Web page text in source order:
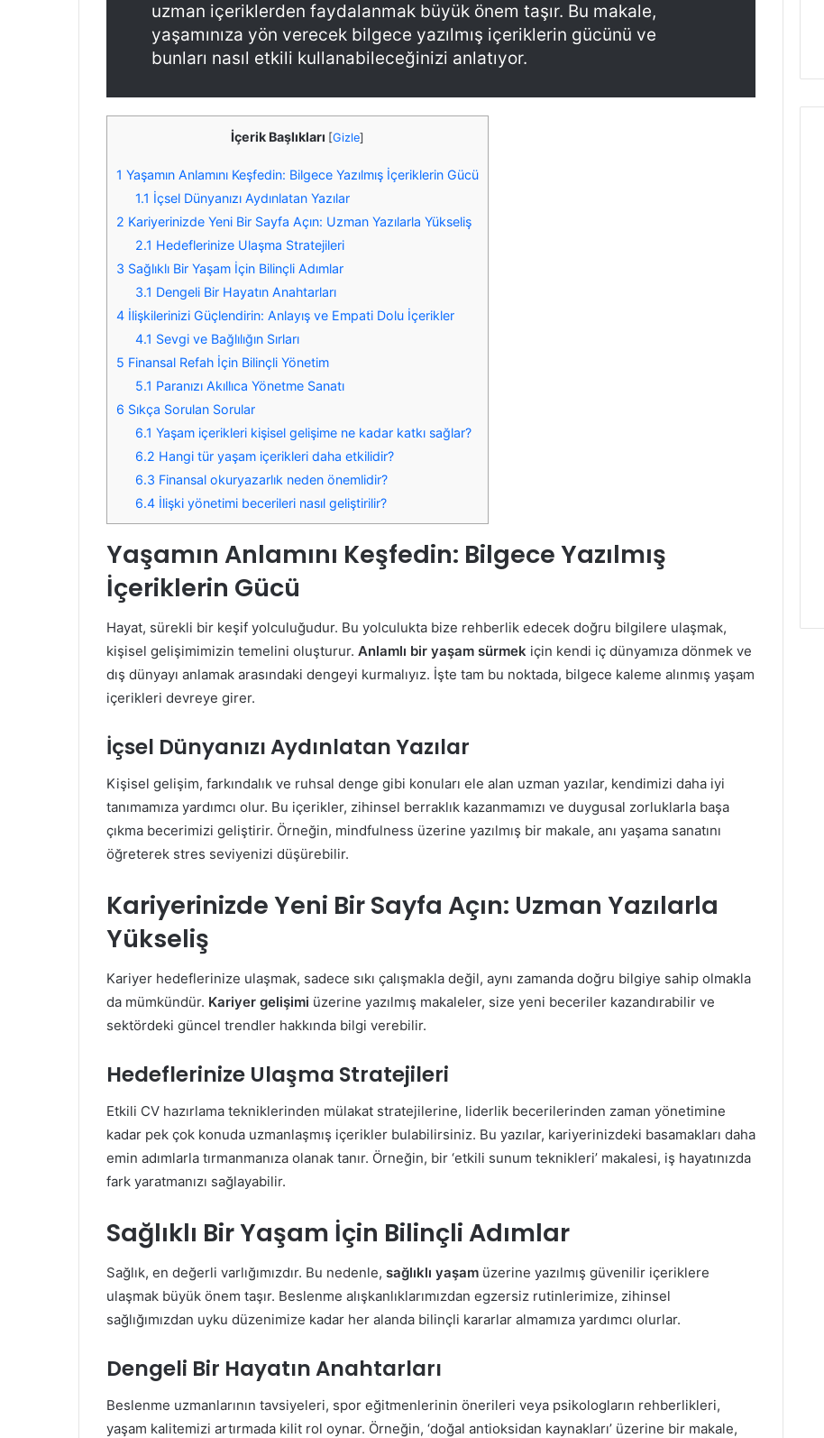
uzman içeriklerden faydalanmak büyük önem taşır. Bu makale,
yaşamınıza yön verecek bilgece yazılmış içeriklerin gücünü ve
bunları nasıl etkili kullanabileceğinizi anlatıyor.
İçerik Başlıkları [Gizle]
1 Yaşamın Anlamını Keşfedin: Bilgece Yazılmış İçeriklerin Gücü
1.1 İçsel Dünyanızı Aydınlatan Yazılar
2 Kariyerinizde Yeni Bir Sayfa Açın: Uzman Yazılarla Yükseliş
2.1 Hedeflerinize Ulaşma Stratejileri
3 Sağlıklı Bir Yaşam İçin Bilinçli Adımlar
3.1 Dengeli Bir Hayatın Anahtarları
4 İlişkilerinizi Güçlendirin: Anlayış ve Empati Dolu İçerikler
4.1 Sevgi ve Bağlılığın Sırları
5 Finansal Refah İçin Bilinçli Yönetim
5.1 Paranızı Akıllıca Yönetme Sanatı
6 Sıkça Sorulan Sorular
6.1 Yaşam içerikleri kişisel gelişime ne kadar katkı sağlar?
6.2 Hangi tür yaşam içerikleri daha etkilidir?
6.3 Finansal okuryazarlık neden önemlidir?
6.4 İlişki yönetimi becerileri nasıl geliştirilir?
Yaşamın Anlamını Keşfedin: Bilgece Yazılmış
İçeriklerin Gücü
Hayat, sürekli bir keşif yolculuğudur. Bu yolculukta bize rehberlik edecek doğru bilgilere ulaşmak,
kişisel gelişimimizin temelini oluşturur. Anlamlı bir yaşam sürmek için kendi iç dünyamıza dönmek ve
dış dünyayı anlamak arasındaki dengeyi kurmalıyız. İşte tam bu noktada, bilgece kaleme alınmış yaşam
içerikleri devreye girer.
İçsel Dünyanızı Aydınlatan Yazılar
Kişisel gelişim, farkındalık ve ruhsal denge gibi konuları ele alan uzman yazılar, kendimizi daha iyi
tanımamıza yardımcı olur. Bu içerikler, zihinsel berraklık kazanmamızı ve duygusal zorluklarla başa
çıkma becerimizi geliştirir. Örneğin, mindfulness üzerine yazılmış bir makale, anı yaşama sanatını
öğreterek stres seviyenizi düşürebilir.
Kariyerinizde Yeni Bir Sayfa Açın: Uzman Yazılarla
Yükseliş
Kariyer hedeflerinize ulaşmak, sadece sıkı çalışmakla değil, aynı zamanda doğru bilgiye sahip olmakla
da mümkündür. Kariyer gelişimi üzerine yazılmış makaleler, size yeni beceriler kazandırabilir ve
sektördeki güncel trendler hakkında bilgi verebilir.
Hedeflerinize Ulaşma Stratejileri
Etkili CV hazırlama tekniklerinden mülakat stratejilerine, liderlik becerilerinden zaman yönetimine
kadar pek çok konuda uzmanlaşmış içerikler bulabilirsiniz. Bu yazılar, kariyerinizdeki basamakları daha
emin adımlarla tırmanmanıza olanak tanır. Örneğin, bir ‘etkili sunum teknikleri’ makalesi, iş hayatınızda
fark yaratmanızı sağlayabilir.
Sağlıklı Bir Yaşam İçin Bilinçli Adımlar
Sağlık, en değerli varlığımızdır. Bu nedenle, sağlıklı yaşam üzerine yazılmış güvenilir içeriklere
ulaşmak büyük önem taşır. Beslenme alışkanlıklarımızdan egzersiz rutinlerimize, zihinsel
sağlığımızdan uyku düzenimize kadar her alanda bilinçli kararlar almamıza yardımcı olurlar.
Dengeli Bir Hayatın Anahtarları
Beslenme uzmanlarının tavsiyeleri, spor eğitmenlerinin önerileri veya psikologların rehberlikleri,
yaşam kalitemizi artırmada kilit rol oynar. Örneğin, ‘doğal antioksidan kaynakları’ üzerine bir makale,